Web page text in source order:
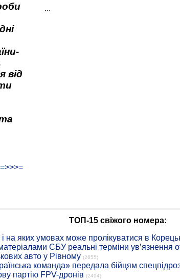
від
=>>>=
...
ТОП-15 свіжого номера:
і на яких умовах може пролікуватися в
СБУ реальні терміни ув’язнення
авто у Рівному (2655)
команда» передала бійцям
партію FPV-дронів (2494)